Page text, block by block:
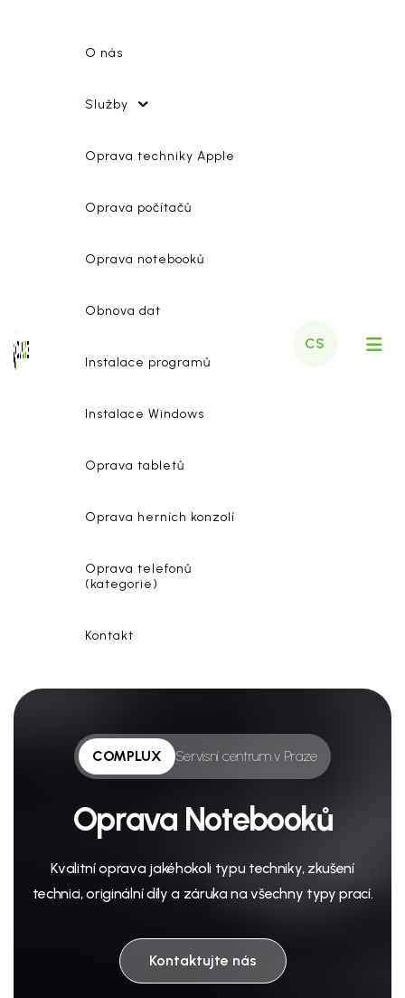
O nás
Služby
Oprava techniky Apple
Oprava počítačů
Oprava notebooků
Obnova dat
Instalace programů
Instalace Windows
Oprava tabletů
Oprava herních konzolí
Oprava telefonů
(kategorie)
Kontakt
CS
COMPLUX Servisní centrum v Praze
Oprava Notebooků
Kvalitní oprava jakéhokoli typu techniky, zkušení
technici, originální díly a záruka na všechny typy prací.
Kontaktujte nás